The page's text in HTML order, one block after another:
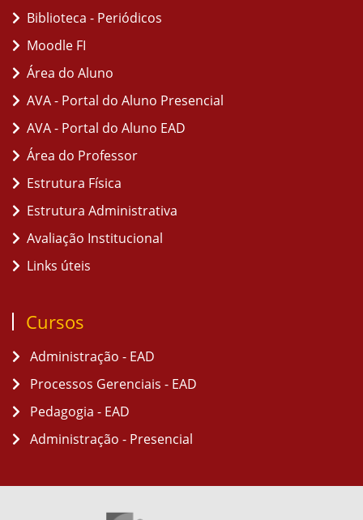
Biblioteca - Periódicos
Moodle FI
Área do Aluno
AVA - Portal do Aluno Presencial
AVA - Portal do Aluno EAD
Área do Professor
Estrutura Física
Estrutura Administrativa
Avaliação Institucional
Links úteis
Cursos
Administração - EAD
Processos Gerenciais - EAD
Pedagogia - EAD
Administração - Presencial